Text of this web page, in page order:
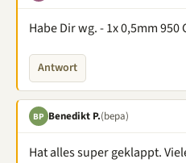
Habe Dir wg. - 1x 0,5mm
Antwort
BP Benedikt P.(bepa)
Hat alles super geklappt.